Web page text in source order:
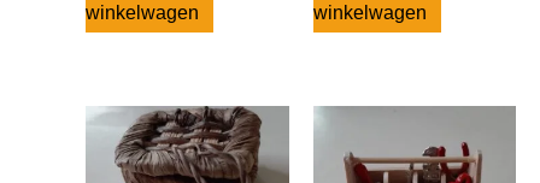
winkelwagen
winkelwagen